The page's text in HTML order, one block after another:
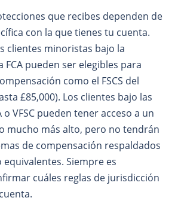
que recibes dependen de
con la que tienes tu cuenta.
clientes minoristas bajo la
FCA pueden ser elegibles para
como el FSCS del
£85,000). Los clientes bajo las
o VFSC pueden tener acceso a un
mucho más alto, pero no tendrán
de compensación respaldados
Siempre es
cuáles reglas de jurisdicción